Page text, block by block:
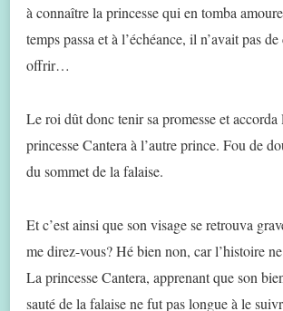
à connaître la princesse qui en tomba
temps passa et à l’échéance, il n’avait pas
offrir…
Le roi dût donc tenir sa promesse et accorda
princesse Cantera à l’autre prince. Fou de
du sommet de la falaise.
Et c’est ainsi que son visage se retrouva
me direz-vous? Hé bien non, car l’histoire ne
La princesse Cantera, apprenant que son
sauté de la falaise ne fut pas longue à le